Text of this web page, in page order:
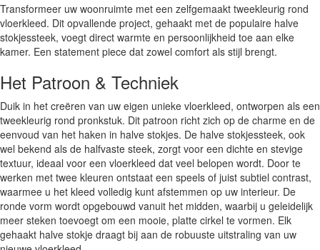
Transformeer uw woonruimte met een zelfgemaakt tweekleurig rond
vloerkleed. Dit opvallende project, gehaakt met de populaire halve
stokjessteek, voegt direct warmte en persoonlijkheid toe aan elke
kamer. Een statement piece dat zowel comfort als stijl brengt.
Het Patroon & Techniek
Duik in het creëren van uw eigen unieke vloerkleed, ontworpen als een
tweekleurig rond pronkstuk. Dit patroon richt zich op de charme en de
eenvoud van het haken in halve stokjes. De halve stokjessteek, ook
wel bekend als de halfvaste steek, zorgt voor een dichte en stevige
textuur, ideaal voor een vloerkleed dat veel belopen wordt. Door te
werken met twee kleuren ontstaat een speels of juist subtiel contrast,
waarmee u het kleed volledig kunt afstemmen op uw interieur. De
ronde vorm wordt opgebouwd vanuit het midden, waarbij u geleidelijk
meer steken toevoegt om een mooie, platte cirkel te vormen. Elk
gehaakt halve stokje draagt bij aan de robuuste uitstraling van uw